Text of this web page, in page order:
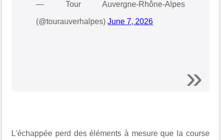
— Tour Auvergne-Rhône-Alpes
(@tourauverhalpes)June 7, 2026
L'échappée perd des éléments à mesure que la course